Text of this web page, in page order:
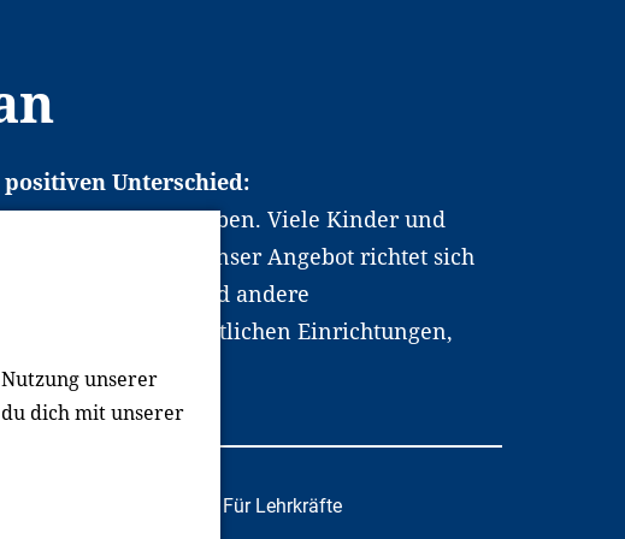
Unterschied:
Berufsleben. Viele Kinder und
dabei. Unser Angebot richtet sich
Lehrer*innen und andere
wissenschaftlichen Einrichtungen,
Für Lehrkräfte
unserer
dich mit unserer